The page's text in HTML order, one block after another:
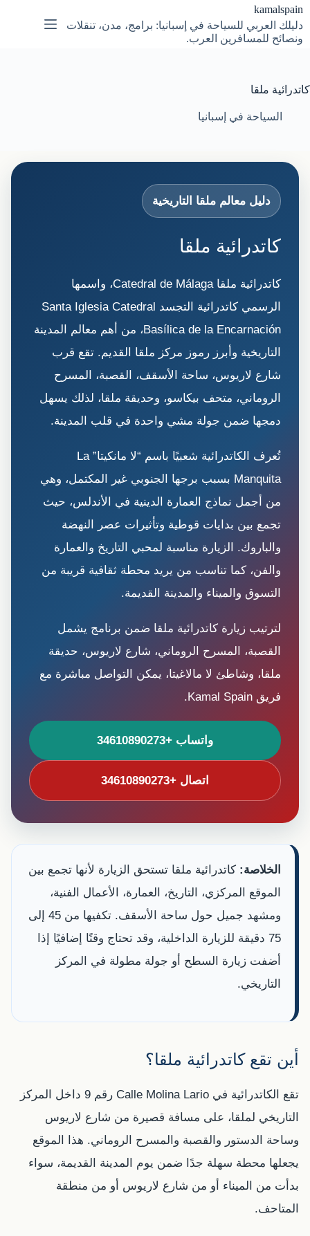
التجاوز
إلى
المحتوى
kamalspain
دليلك العربي للسياحة في إسبانيا: برامج، مدن، تنقلات
ونصائح للمسافرين العرب.
كاتدرائية ملقا
السياحة في إسبانيا
دليل معالم ملقا التاريخية
كاتدرائية ملقا
كاتدرائية ملقا Catedral de Málaga، واسمها
الرسمي كاتدرائية التجسد Santa Iglesia Catedral
Basílica de la Encarnación، من أهم معالم المدينة
التاريخية وأبرز رموز مركز ملقا القديم. تقع قرب
شارع لاريوس، ساحة الأسقف، القصبة، المسرح
الروماني، متحف بيكاسو، وحديقة ملقا، لذلك يسهل
دمجها ضمن جولة مشي واحدة في قلب المدينة.
تُعرف الكاتدرائية شعبيًا باسم “لا مانكيتا” La
Manquita بسبب برجها الجنوبي غير المكتمل، وهي
من أجمل نماذج العمارة الدينية في الأندلس، حيث
تجمع بين بدايات قوطية وتأثيرات عصر النهضة
والباروك. الزيارة مناسبة لمحبي التاريخ والعمارة
والفن، كما تناسب من يريد محطة ثقافية قريبة من
التسوق والميناء والمدينة القديمة.
لترتيب زيارة كاتدرائية ملقا ضمن برنامج يشمل
القصبة، المسرح الروماني، شارع لاريوس، حديقة
ملقا، وشاطئ لا مالاغيتا، يمكن التواصل مباشرة مع
فريق Kamal Spain.
واتساب +34610890273
اتصال +34610890273
الخلاصة: كاتدرائية ملقا تستحق الزيارة لأنها تجمع بين
الموقع المركزي، التاريخ، العمارة، الأعمال الفنية،
ومشهد جميل حول ساحة الأسقف. تكفيها من 45 إلى
75 دقيقة للزيارة الداخلية، وقد تحتاج وقتًا إضافيًا إذا
أضفت زيارة السطح أو جولة مطولة في المركز
التاريخي.
أين تقع كاتدرائية ملقا؟
تقع الكاتدرائية في Calle Molina Lario رقم 9 داخل المركز
التاريخي لملقا، على مسافة قصيرة من شارع لاريوس
وساحة الدستور والقصبة والمسرح الروماني. هذا الموقع
يجعلها محطة سهلة جدًا ضمن يوم المدينة القديمة، سواء
بدأت من الميناء أو من شارع لاريوس أو من منطقة
المتاحف.